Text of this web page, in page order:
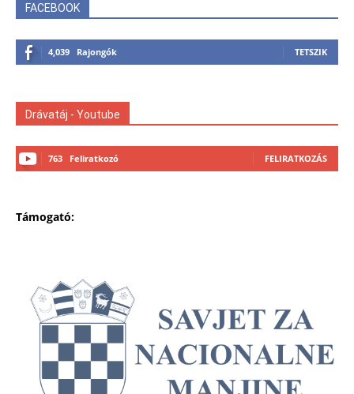
FACEBOOK
4,039 Rajongók TETSZIK
Drávatáj - Youtube
763 Feliratkozó FELIRATKOZÁS
Támogató: